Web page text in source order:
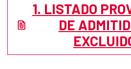
1. LISTADO
DE